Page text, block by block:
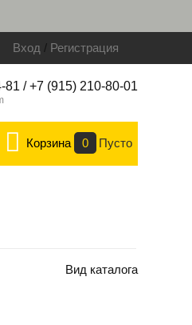
Вход / Регистрация
81 / +7 (915) 210-80-01
Корзина 0 Пусто
Вид каталога